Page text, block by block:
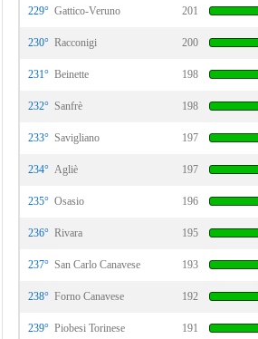
229° Gattico-Veruno 201
230° Racconigi 200
231° Beinette 198
232° Sanfrè 198
233° Savigliano 197
234° Agliè 197
235° Osasio 196
236° Rivara 195
237° San Carlo Canavese 193
238° Forno Canavese 192
239° Piobesi Torinese 191